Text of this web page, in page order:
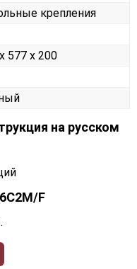
крепления
577 x 200
на русском
F